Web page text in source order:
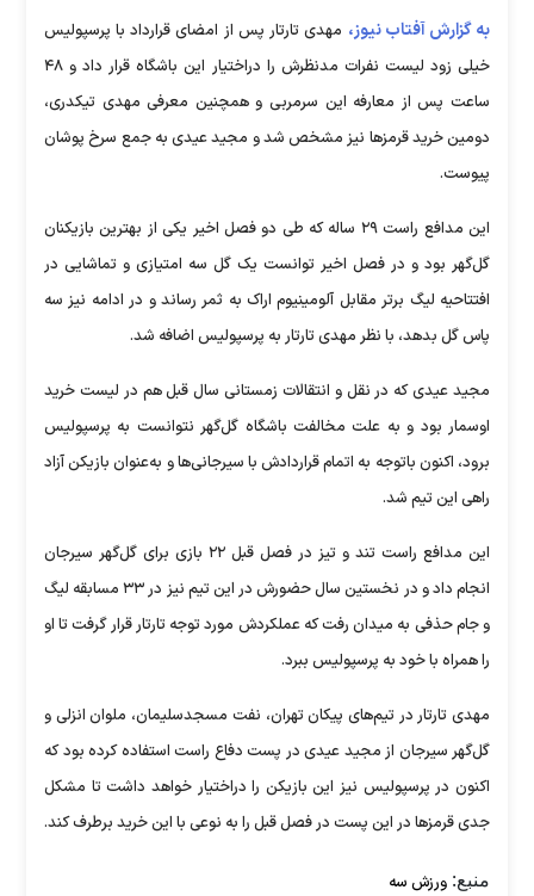
به گزارش آفتاب نیوز، مهدی تارتار پس از امضای قرارداد با پرسپولیس
خیلی زود لیست نفرات مدنظرش را دراختیار این باشگاه قرار داد و ۴۸
ساعت پس از معارفه این سرمربی و همچنین معرفی مهدی تیکدری،
دومین خرید قرمز‌ها نیز مشخص شد و مجید عیدی به جمع سرخ پوشان
پیوست.
این مدافع راست ۲۹ ساله که طی دو فصل اخیر یکی از بهترین بازیکنان
گل‌گهر بود و در فصل اخیر توانست یک گل سه امتیازی و تماشایی در
افتتاحیه لیگ برتر مقابل آلومینیوم اراک به ثمر رساند و در ادامه نیز سه
پاس گل بدهد، با نظر مهدی تارتار به پرسپولیس اضافه شد.
مجید عیدی که در نقل و انتقالات زمستانی سال قبل هم در لیست خرید
اوسمار بود و به علت مخالفت باشگاه گل‌گهر نتوانست به پرسپولیس
برود، اکنون باتوجه به اتمام قراردادش با سیرجانی‌ها و به‌عنوان بازیکن آزاد
راهی این تیم شد.
این مدافع راست تند و تیز در فصل قبل ۲۲ بازی برای گل‌گهر سیرجان
انجام داد و در نخستین سال حضورش در این تیم نیز در ۳۳ مسابقه لیگ
و جام حذفی به میدان رفت که عملکردش مورد توجه تارتار قرار گرفت تا او
را همراه با خود به پرسپولیس ببرد.
مهدی تارتار در تیم‌های پیکان تهران، نفت مسجدسلیمان، ملوان انزلی و
گل‌گهر سیرجان از مجید عیدی در پست دفاع راست استفاده کرده بود که
اکنون در پرسپولیس نیز این بازیکن را دراختیار خواهد داشت تا مشکل
جدی قرمز‌ها در این پست در فصل قبل را به نوعی با این خرید برطرف کند.
منبع: ورزش سه